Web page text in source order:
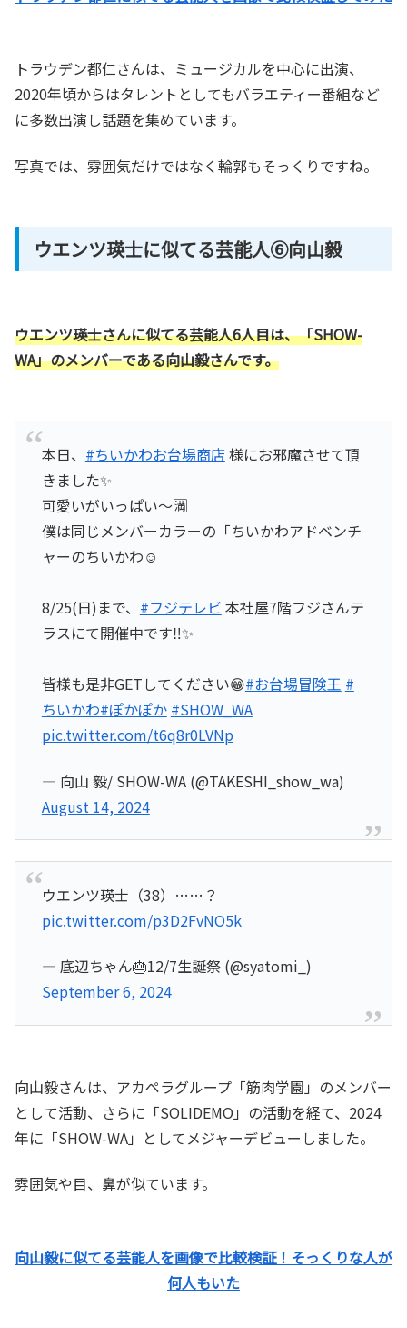
トラウデン都仁さんは、ミュージカルを中心に出演、
2020年頃からはタレントとしてもバラエティー番組など
に多数出演し話題を集めています。
写真では、雰囲気だけではなく輪郭もそっくりですね。
ウエンツ瑛士に似てる芸能人⑥向山毅
ウエンツ瑛士さんに似てる芸能人6人目は、「SHOW-
WA」のメンバーである向山毅さんです。
本日、 #ちいかわお台場商店様にお邪魔させて頂
きました✨
可愛いがいっぱい〜🈵
僕は同じメンバーカラーの「ちいかわアドベンチ
ャーのちいかわ☺️
8/25(日)まで、 #フジテレビ 本社屋7階フジさんテ
ラスにて開催中です‼️✨
皆様も是非GETしてください😁#お台場冒険王 #
ちいかわ#ぽかぽか #SHOW_WA
pic.twitter.com/t6q8r0LVNp
— 向山 毅/ SHOW-WA (@TAKESHI_show_wa)
August 14, 2024
ウエンツ瑛士（38）……？
pic.twitter.com/p3D2FvNO5k
— 底辺ちゃん🎂12/7生誕祭 (@syatomi_)
September 6, 2024
向山毅さんは、アカペラグループ「筋肉学園」のメンバー
として活動、さらに「SOLIDEMO」の活動を経て、2024
年に「SHOW-WA」としてメジャーデビューしました。
雰囲気や目、鼻が似ています。
向山毅に似てる芸能人を画像で比較検証！そっくりな人が
何人もいた